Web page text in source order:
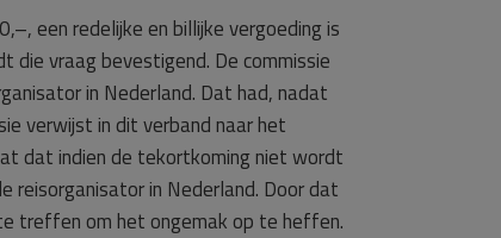
een redelijke en billijke vergoeding is
die vraag bevestigend. De commissie
in Nederland. Dat had, nadat
verwijst in dit verband naar het
dat indien de tekortkoming niet wordt
reisorganisator in Nederland. Door dat
treffen om het ongemak op te heffen.